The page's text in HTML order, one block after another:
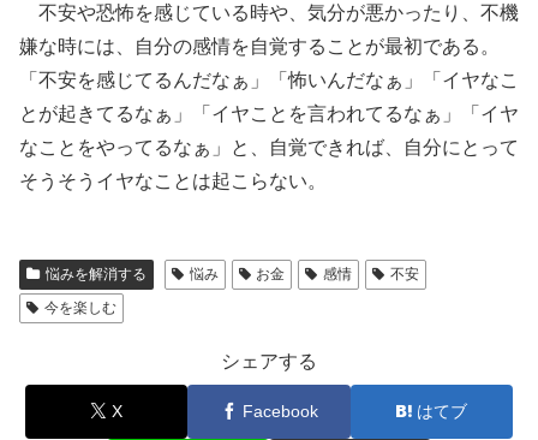
不安や恐怖を感じている時や、気分が悪かったり、不機
嫌な時には、自分の感情を自覚することが最初である。
「不安を感じてるんだなぁ」「怖いんだなぁ」「イヤなこ
とが起きてるなぁ」「イヤことを言われてるなぁ」「イヤ
なことをやってるなぁ」と、自覚できれば、自分にとって
そうそうイヤなことは起こらない。
悩みを解消する 悩み お金 感情
不安
今を楽しむ
シェアする
X Facebook はてブ